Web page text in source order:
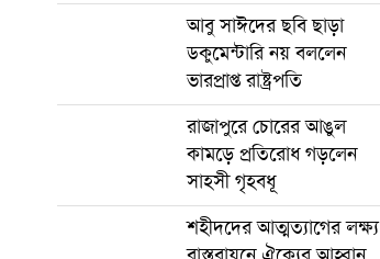
আবু সাঈদের ছবি ছাড়া
ডকুমেন্টারি নয় বললেন
ভারপ্রাপ্ত রাষ্ট্রপতি
রাজাপুরে চোরের আঙুল
কামড়ে প্রতিরোধ গড়লেন
সাহসী গৃহবধূ
শহীদদের আত্মত্যাগের লক্ষ্য